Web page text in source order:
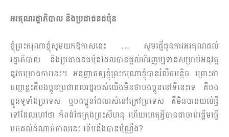
អរគុណរដ្ឋាភិបាល និងប្រជាជនជប៉ុន
ខ្ញុំព្រះករុណាខ្ញុំសូមយកឱកាសនេះ … សូមផ្ញើជូនការអរគុណដល់
រដ្ឋាភិបាល និងប្រជាជនជប៉ុនដែលបានផ្ដល់ហិរញ្ញប្បទានសម្រាប់អនុវត្ដ
នូវគម្រោងការនេះ។ អនុញ្ញាតឲ្យខ្ញុំព្រះករុណាខ្ញុំបានរំលឹកបន្ដិច ព្រោះថា
បញ្ហាខ្លះគឺបងប្អូនប្រជាពលរដ្ឋរបស់យើងមិនថាបងប្អូននៅទីនេះទេ គឺបង
ប្អូនទូទាំងប្រទេស ឬបងប្អូនដែលរស់នៅក្រៅប្រ​ទេស គឺមិនបានយល់អ្វី
ទៅដែលហៅថា កំពង់ផែក្រុងព្រះសីហនុ ហើយហេតុអ្វីបានជាចាប់ផ្ដើមធ្វើ
មកដល់ដំ​ណាក់​កាលនេះ ទើបនឹងបានប៉ុណ្ណឹង?